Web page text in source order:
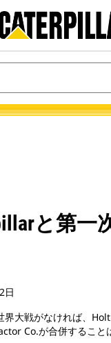
と第一
日
界大戦がなければ、
Co.が合併すること